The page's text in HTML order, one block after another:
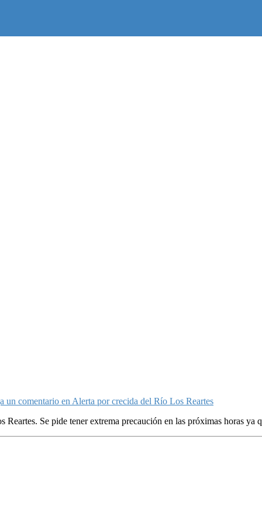
un comentario en Alerta por crecida del Río Los Reartes
Se pide tener extrema precaución en las próximas horas ya